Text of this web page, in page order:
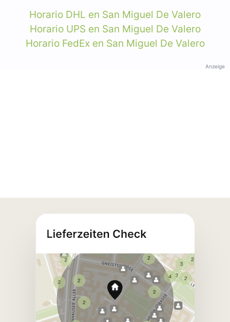
Horario DHL en San Miguel De Valero
Horario UPS en San Miguel De Valero
Horario FedEx en San Miguel De Valero
Anzeige